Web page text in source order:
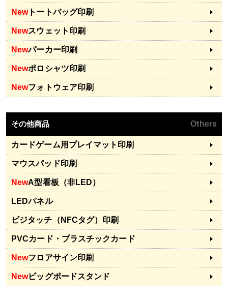
Newトートバッグ印刷
Newスウェット印刷
Newパーカー印刷
Newポロシャツ印刷
Newフォトウェア印刷
その他商品 Others
カードゲーム用プレイマット印刷
マウスパッド印刷
NewA型看板（非LED）
LEDパネル
ビジタッチ（NFCタグ）印刷
PVCカード・プラスチックカード
Newフロアサイン印刷
Newビッグボードスタンド